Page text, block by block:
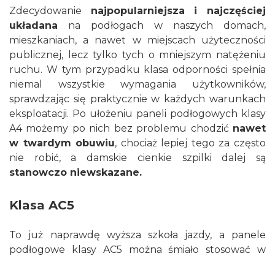
Zdecydowanie najpopularniejsza i najczęściej
układana na podłogach w naszych domach,
mieszkaniach, a nawet w miejscach użyteczności
publicznej, lecz tylko tych o mniejszym natężeniu
ruchu. W tym przypadku klasa odporności spełnia
niemal wszystkie wymagania użytkowników,
sprawdzając się praktycznie w każdych warunkach
eksploatacji. Po ułożeniu paneli podłogowych klasy
A4 możemy po nich bez problemu chodzić nawet
w twardym obuwiu, chociaż lepiej tego za często
nie robić, a damskie cienkie szpilki dalej są
stanowczo niewskazane.
Klasa AC5
To już naprawdę wyższa szkoła jazdy, a panele
podłogowe klasy AC5 można śmiało stosować w